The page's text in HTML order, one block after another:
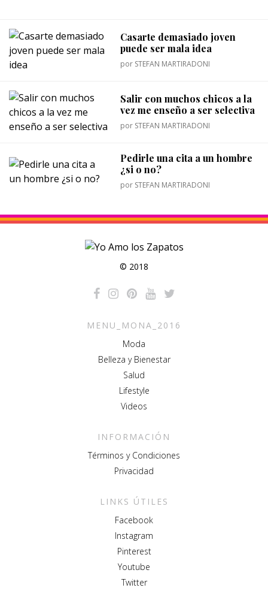
Casarte demasiado joven
puede ser mala idea
por STEFAN MARTIRADONI
Salir con muchos chicos a la
vez me enseño a ser selectiva
por STEFAN MARTIRADONI
Pedirle una cita a un hombre
¿si o no?
por STEFAN MARTIRADONI
© 2018
MENU_MONA_2016
Moda
Belleza y Bienestar
Salud
Lifestyle
Videos
INFORMACIÓN
Términos y Condiciones
Privacidad
LINKS ÚTILES
Facebook
Instagram
Pinterest
Youtube
Twitter